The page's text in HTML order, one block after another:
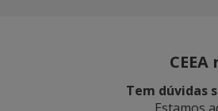
Tem dúvidas